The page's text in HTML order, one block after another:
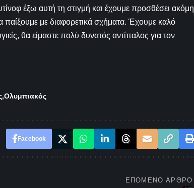
έξω αυτή τη στιγμή και έχουμε προσθέσει ακόμη
παίξουμε με διαφορετικά σχήματα. Έχουμε καλό
θα είμαστε πολύ δυνατός αντίπαλος για τον
Ολυμπιακός
Facebook
ΕΠΌΜΕΝΟ ΆΡΘΡΟ